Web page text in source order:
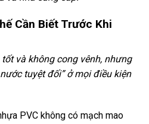
Cần Biết Trước Khi
và không cong vênh, nhưng
tuyệt đối” ở mọi điều kiện
PVC không có mạch mao